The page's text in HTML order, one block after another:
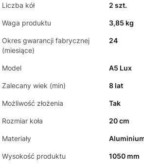
Liczba kół 2 szt.
Waga produktu 3,85 kg
Okres gwarancji fabrycznej
(miesiące)
24
Model A5 Lux
Zalecany wiek (min) 8 lat
Możliwość złożenia Tak
Rozmiar koła 20 cm
Materiały
Wysokość produktu 1050 mm